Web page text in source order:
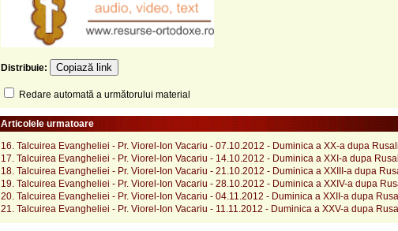
Distribuie: Copiază link
Redare automată a următorului material
Articolele urmatoare
16. Talcuirea Evangheliei - Pr. Viorel-Ion Vacariu - 07.10.2012 - Duminica a XX-a dupa
17. Talcuirea Evangheliei - Pr. Viorel-Ion Vacariu - 14.10.2012 - Duminica a XXI-a dupa
18. Talcuirea Evangheliei - Pr. Viorel-Ion Vacariu - 21.10.2012 - Duminica a XXIII-a dupa
19. Talcuirea Evangheliei - Pr. Viorel-Ion Vacariu - 28.10.2012 - Duminica a XXIV-a dupa
20. Talcuirea Evangheliei - Pr. Viorel-Ion Vacariu - 04.11.2012 - Duminica a XXII-a dupa
21. Talcuirea Evangheliei - Pr. Viorel-Ion Vacariu - 11.11.2012 - Duminica a XXV-a dupa